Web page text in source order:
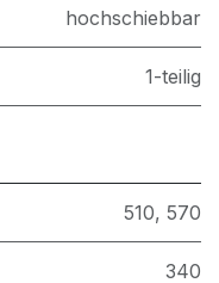
hochschiebbar
1-teilig
510, 570
340